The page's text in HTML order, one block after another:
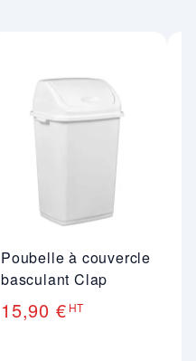
Poubelle à couvercle
basculant Clap
15,90 € HT